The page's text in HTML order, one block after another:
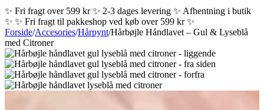
✨ Fri fragt over 599 kr ✨ 2-3 dages levering ✨ Afhentning i butik
✨ ✨ Fri fragt til pakkeshop ved køb over 599 kr ✨
Forside/Accesories/Hårpynt/Hårbøjle Håndlavet – Gul & Lyseblå
med Citroner